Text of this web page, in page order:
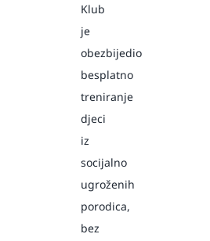
Klub
je
obezbijedio
besplatno
treniranje
djeci
iz
socijalno
ugroženih
porodica,
bez